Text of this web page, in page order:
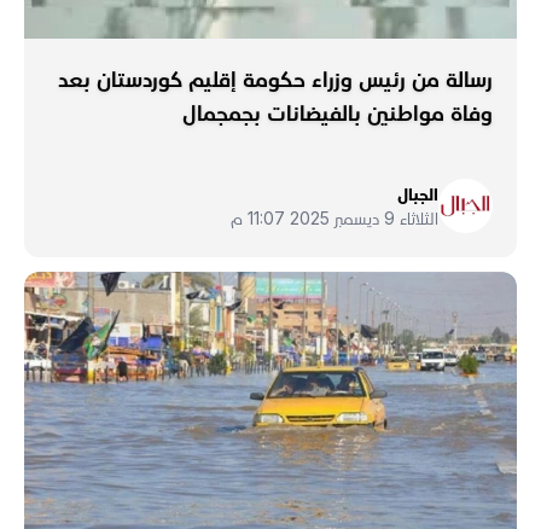
رسالة من رئيس وزراء حكومة إقليم كوردستان بعد
وفاة مواطنين بالفيضانات بجمجمال
الجبال
الثلاثاء 9 ديسمبر 2025 11:07 م